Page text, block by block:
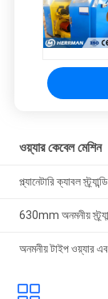
ওয়্যার কেবেল মেশিন
প্ল্যানেটারি ক্যাবল
630mm অনমনীয়
অনমনীয় টাইপ ওয়্যার এবং